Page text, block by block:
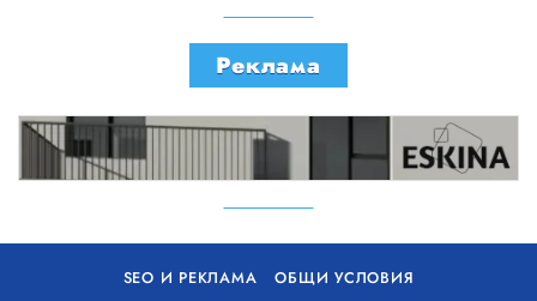
Реклама
SEO И РЕКЛАМА
ОБЩИ УСЛОВИЯ